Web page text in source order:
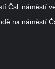
na
Čsl. náměstí
na náměstí